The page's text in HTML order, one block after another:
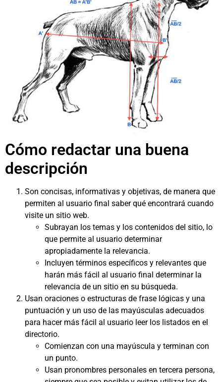
Cómo redactar una buena
descripción
Son concisas, informativas y objetivas, de manera que
permiten al usuario final saber qué encontrará cuando
visite un sitio web.
Subrayan los temas y los contenidos del sitio, lo
que permite al usuario determinar
apropiadamente la relevancia.
Incluyen términos específicos y relevantes que
harán más fácil al usuario final determinar la
relevancia de un sitio en su búsqueda.
Usan oraciones o estructuras de frase lógicas y una
puntuación y un uso de las mayúsculas adecuados
para hacer más fácil al usuario leer los listados en el
directorio.
Comienzan con una mayúscula y terminan con
un punto.
Usan pronombres personales en tercera persona,